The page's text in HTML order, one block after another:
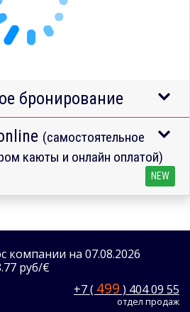
бронирование
(самостоятельное
каюты и онлайн оплатой)
NEW
компании на 07.08.2026
руб/€
+7 ( 499 ) 404 09 55
отдел продаж